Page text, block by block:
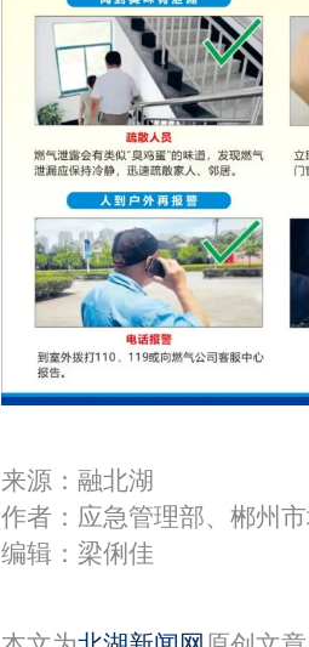
来源：融北湖
作者：应急管理部、郴州
编辑：梁俐佳